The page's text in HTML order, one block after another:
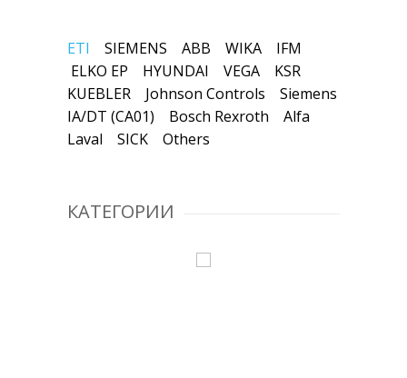
ETI SIEMENS ABB WIKA
IFM
ELKO EP
HYUNDAI VEGA
KSR
KUEBLER
Johnson Controls
Siemens
IA/DT (CA01)
Bosch Rexroth
Alfa
Laval
SICK Others
КАТЕГОРИИ